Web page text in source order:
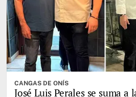
CANGAS DE ONÍS
José Luis Perales se suma